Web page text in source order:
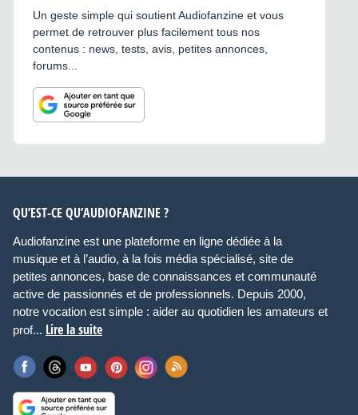
Un geste simple qui soutient Audiofanzine et vous
permet de retrouver plus facilement tous nos
contenus : news, tests, avis, petites annonces,
forums...
QU’EST-CE QU’AUDIOFANZINE ?
Audiofanzine est une plateforme en ligne dédiée à la
musique et à l’audio, à la fois média spécialisé, site de
petites annonces, base de connaissances et communauté
active de passionnés et de professionnels. Depuis 2000,
notre vocation est simple : aider au quotidien les amateurs et
prof... Lire la suite